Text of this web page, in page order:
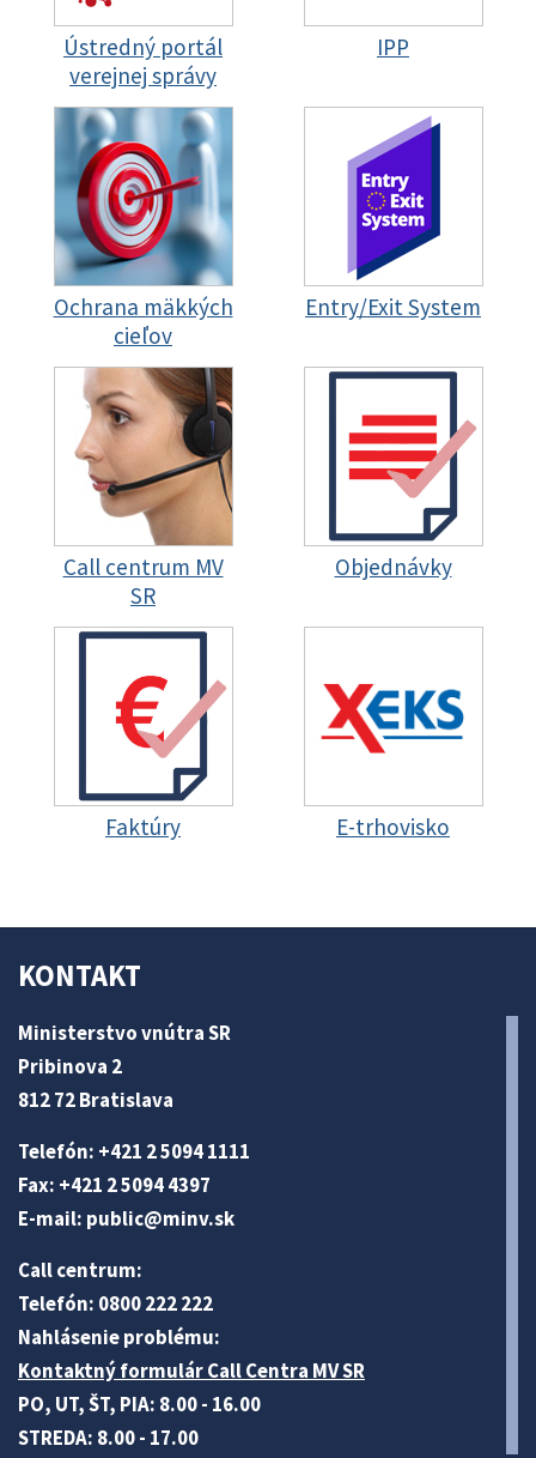
Ústredný portál
verejnej správy
IPP
Ochrana mäkkých
cieľov
Entry/Exit System
Call centrum MV
SR
Objednávky
Faktúry E-trhovisko
KONTAKT
Ministerstvo vnútra SR
Pribinova 2
812 72 Bratislava
Telefón: +421 2 5094 1111
Fax: +421 2 5094 4397
E-mail: public@minv.sk
Call centrum:
Telefón: 0800 222 222
Nahlásenie problému:
Kontaktný formulár Call Centra MV SR
PO, UT, ŠT, PIA: 8.00 - 16.00
STREDA: 8.00 - 17.00